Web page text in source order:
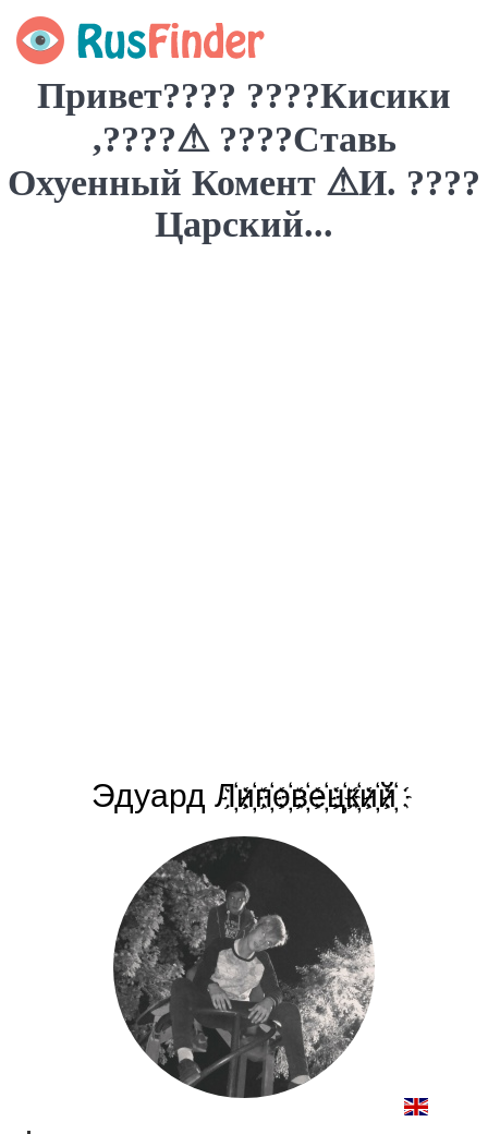
Привет???? ????Кисики
,????⚠ ????Ставь
Охуенный Комент ⚠И. ????
Царский...
Эдуард Л҉и҉п҉о҉в҉е҉ц҉к҉и҉й҉